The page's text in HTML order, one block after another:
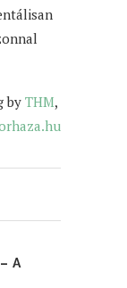
by THM,
A